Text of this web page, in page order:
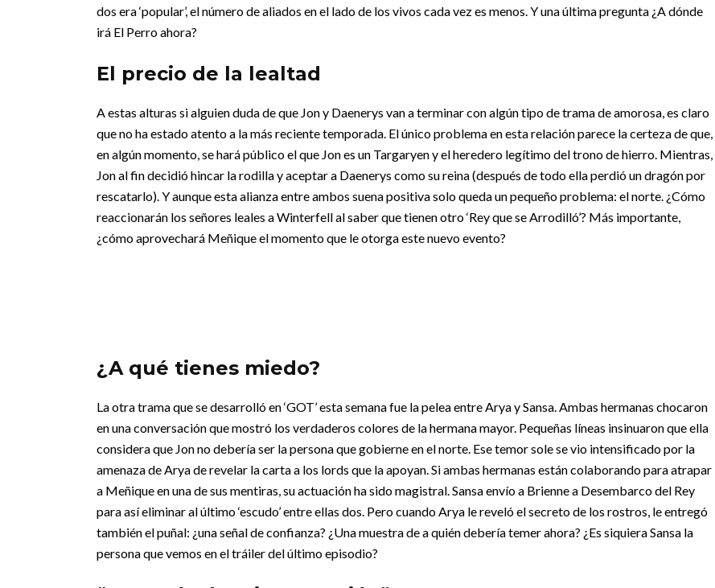
dos era ‘popular’, el número de aliados en el lado de los vivos cada vez es menos. Y una última pregunta ¿A dónde
irá El Perro ahora?
El precio de la lealtad
A estas alturas si alguien duda de que Jon y Daenerys van a terminar con algún tipo de trama de amorosa, es claro
que no ha estado atento a la más reciente temporada. El único problema en esta relación parece la certeza de que,
en algún momento, se hará público el que Jon es un Targaryen y el heredero legítimo del trono de hierro. Mientras,
Jon al fin decidió hincar la rodilla y aceptar a Daenerys como su reina (después de todo ella perdió un dragón por
rescatarlo). Y aunque esta alianza entre ambos suena positiva solo queda un pequeño problema: el norte. ¿Cómo
reaccionarán los señores leales a Winterfell al saber que tienen otro ‘Rey que se Arrodilló’? Más importante,
¿cómo aprovechará Meñique el momento que le otorga este nuevo evento?
¿A qué tienes miedo?
La otra trama que se desarrolló en ‘GOT’ esta semana fue la pelea entre Arya y Sansa. Ambas hermanas chocaron
en una conversación que mostró los verdaderos colores de la hermana mayor. Pequeñas líneas insinuaron que ella
considera que Jon no debería ser la persona que gobierne en el norte. Ese temor sole se vio intensificado por la
amenaza de Arya de revelar la carta a los lords que la apoyan.Si ambas hermanas están colaborando para atrapar
a Meñique en una de sus mentiras, su actuación ha sido magistral. Sansa envío a Brienne a Desembarco del Rey
para así eliminar al último ‘escudo’ entre ellas dos. Pero cuando Arya le reveló el secreto de los rostros, le entregó
también el puñal: ¿una señal de confianza? ¿Una muestra de a quién debería temer ahora? ¿Es siquiera Sansa la
persona que vemos en el tráiler del último episodio?